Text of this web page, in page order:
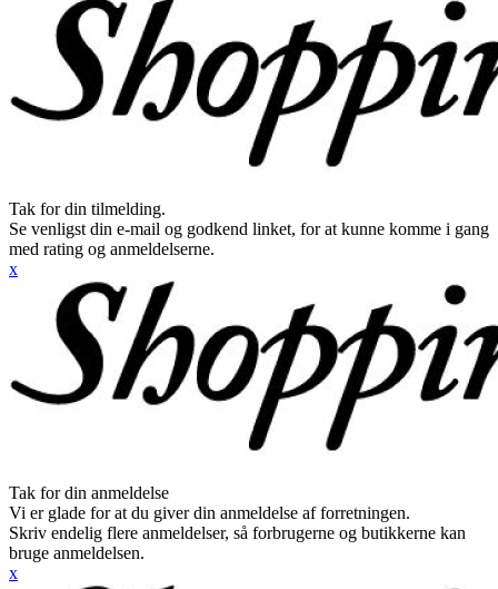
Tak for din tilmelding.
Se venligst din e-mail og godkend linket, for at kunne komme i gang
med rating og anmeldelserne.
x
Tak for din anmeldelse
Vi er glade for at du giver din anmeldelse af forretningen.
Skriv endelig flere anmeldelser, så forbrugerne og butikkerne kan
bruge anmeldelsen.
x